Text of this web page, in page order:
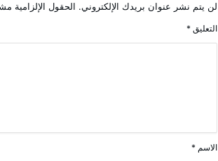
لن يتم نشر عنوان بريدك الإلكتروني. الحقول الإلزامية
التعليق *
الاسم *